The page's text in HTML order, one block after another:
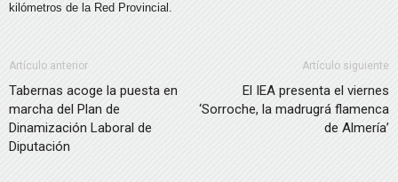
kilómetros de la Red Provincial.
Artículo anterior
Tabernas acoge la puesta en
marcha del Plan de
Dinamización Laboral de
Diputación
Artículo siguiente
El IEA presenta el viernes
‘Sorroche, la madrugrá flamenca
de Almería’